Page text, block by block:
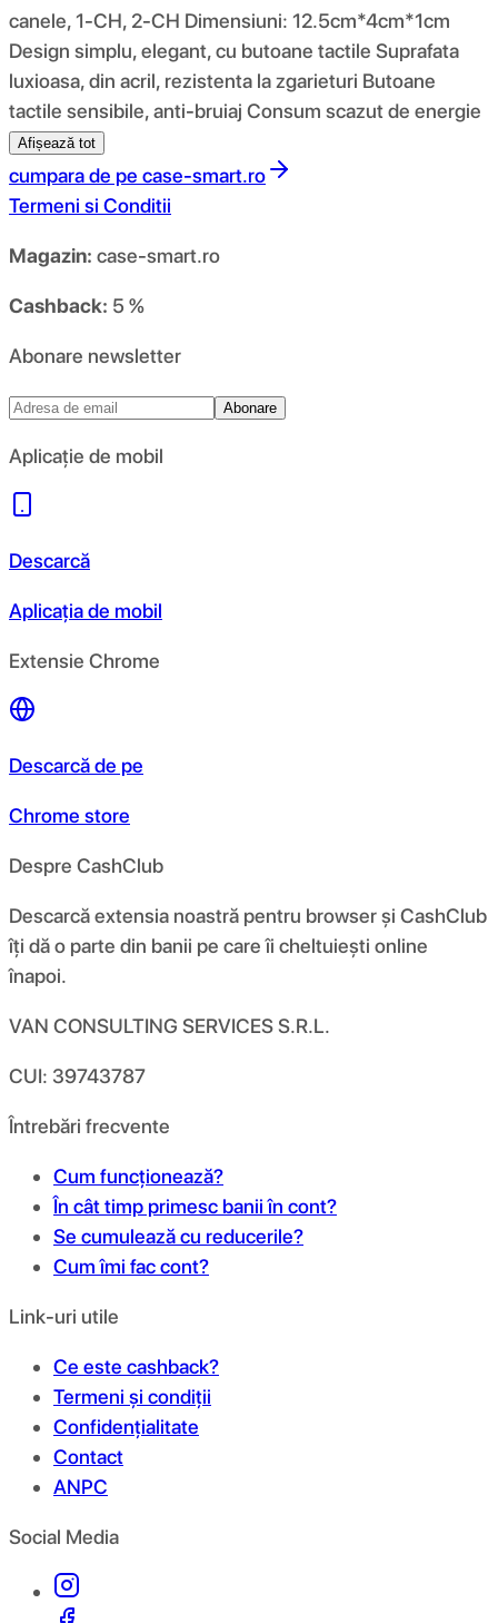
canele, 1-CH, 2-CH Dimensiuni: 12.5cm*4cm*1cm
Design simplu, elegant, cu butoane tactile Suprafata
luxioasa, din acril, rezistenta la zgarieturi Butoane
tactile sensibile, anti-bruiaj Consum scazut de energie
Afișează tot
cumpara de pe case-smart.ro
Termeni si Conditii
Magazin: case-smart.ro
Cashback: 5 %
Abonare newsletter
Abonare
Aplicație de mobil
Descarcă
Aplicația de mobil
Extensie Chrome
Descarcă de pe
Chrome store
Despre CashClub
Descarcă extensia noastră pentru browser și CashClub
îți dă o parte din banii pe care îi cheltuiești online
înapoi.
VAN CONSULTING SERVICES S.R.L.
CUI: 39743787
Întrebări frecvente
Cum funcționează?
În cât timp primesc banii în cont?
Se cumulează cu reducerile?
Cum îmi fac cont?
Link-uri utile
Ce este cashback?
Termeni și condiții
Confidențialitate
Contact
ANPC
Social Media